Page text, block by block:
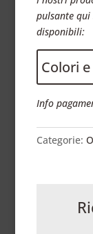
pulsante
disponibili:
Colori
Info
Categorie: